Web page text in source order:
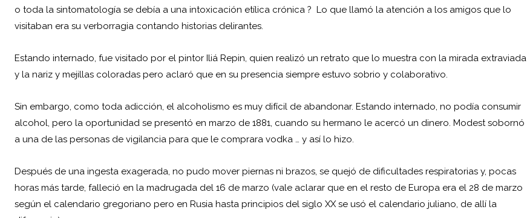
o toda la sintomatología se debía a una intoxicación etílica crónica ? Lo que llamó la atención a los amigos que lo
visitaban era su verborragia contando historias delirantes.
Estando internado, fue visitado por el pintor Iliá Repin, quien realizó un retrato que lo muestra con la mirada extraviada
y la nariz y mejillas coloradas pero aclaró que en su presencia siempre estuvo sobrio y colaborativo.
Sin embargo, como toda adicción, el alcoholismo es muy difícil de abandonar. Estando internado, no podía consumir
alcohol, pero la oportunidad se presentó en marzo de 1881, cuando su hermano le acercó un dinero. Modest sobornó
a una de las personas de vigilancia para que le comprara vodka … y así lo hizo.
Después de una ingesta exagerada, no pudo mover piernas ni brazos, se quejó de dificultades respiratorias y, pocas
horas más tarde, falleció en la madrugada del 16 de marzo (vale aclarar que en el resto de Europa era el 28 de marzo
según el calendario gregoriano pero en Rusia hasta principios del siglo XX se usó el calendario juliano, de allí la